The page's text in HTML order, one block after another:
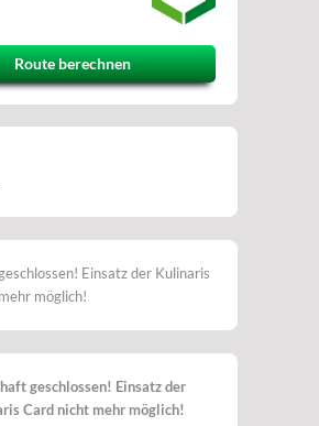
Route berechnen
Einsatz der Kulinaris
möglich!
geschlossen! Einsatz der
Card nicht mehr möglich!